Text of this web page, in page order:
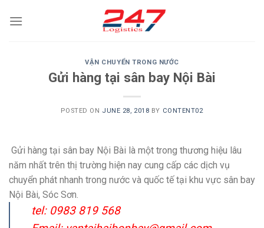
VẬN CHUYỂN TRONG NƯỚC
Gửi hàng tại sân bay Nội Bài
POSTED ON JUNE 28, 2018 BY CONTENT02
Gửi hàng tại sân bay Nội Bài là một trong thương hiệu lâu
năm nhất trên thị trường hiện nay cung cấp các dịch vụ
chuyển phát nhanh trong nước và quốc tế tại khu vực sân bay
Nội Bài, Sóc Sơn.
tel: 0983 819 568